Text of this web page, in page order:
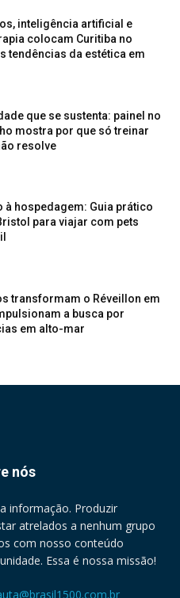
inteligência artificial e
colocam Curitiba no
tendências da estética em
que se sustenta: painel no
mostra por que só treinar
resolve
à hospedagem: Guia prático
para viajar com pets
transformam o Réveillon em
a busca por
em alto-mar
nós
informação. Produzir
atrelados a nenhum grupo
com nosso conteúdo
Essa é nossa missão!